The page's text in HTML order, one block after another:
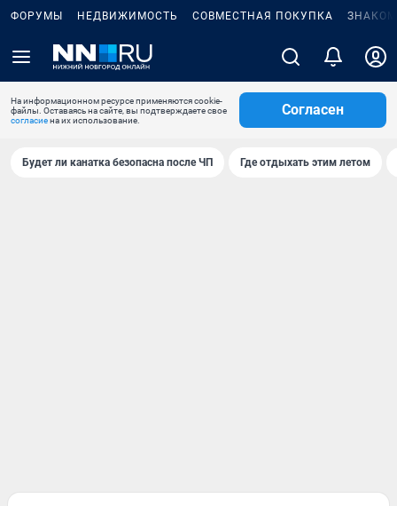
ФОРУМЫ НЕДВИЖИМОСТЬ СОВМЕСТНАЯ ПОКУПКА
На информационном ресурсе применяются cookie-
файлы. Оставаясь на сайте, вы подтверждаете свое
согласиена их использование.
Согласен
Будет ли канатка безопасна после ЧП Где отдыхать этим летом